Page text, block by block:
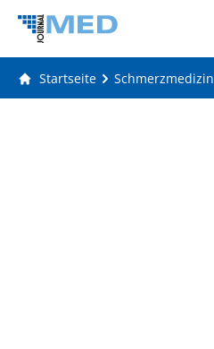
Startseite Schmerzmedizin